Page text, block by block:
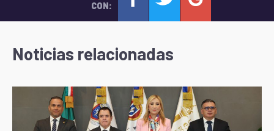
CON:
Noticias relacionadas